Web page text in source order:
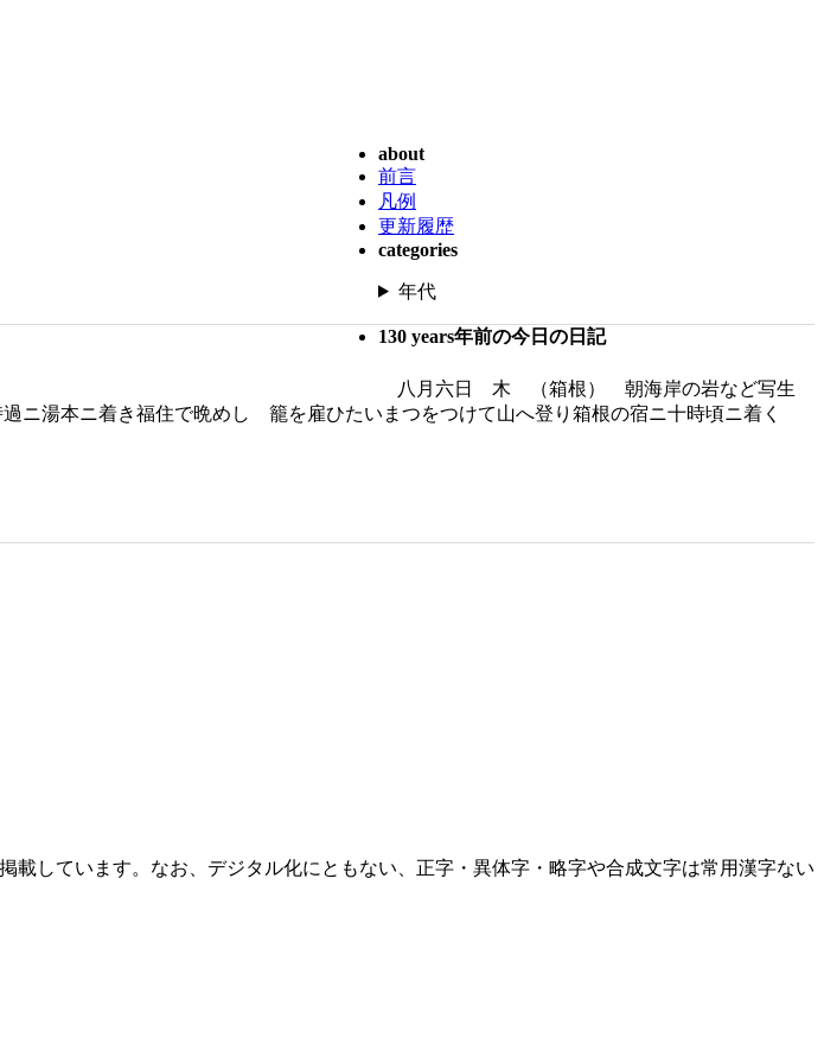
about
前言
凡例
更新履歴
categories
年代
130 years年前の今日の日記
八月六日 木 （箱根） 朝海岸の岩など写生
湯本ニ着き福住で晩めし 籠を雇ひたいまつをつけて山へ登り箱根の宿ニ十時頃ニ着く
載しています。なお、デジタル化にともない、正字・異体字・略字や合成文字は常用漢字ない